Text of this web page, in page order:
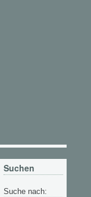
Suchen
Suche nach: